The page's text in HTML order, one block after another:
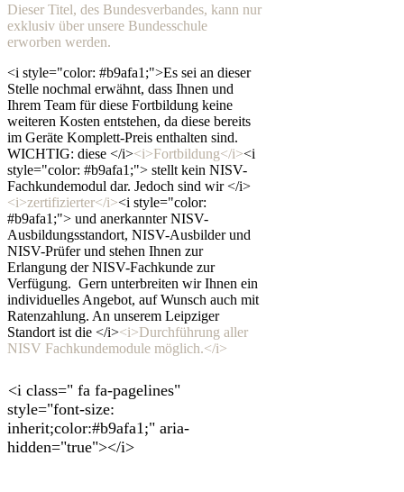
Dieser Titel, des Bundesverbandes, kann nur
exklusiv über unsere Bundesschule
erworben werden.
<i style="color: #b9afa1;">Es sei an dieser
Stelle nochmal erwähnt, dass Ihnen und
Ihrem Team für diese Fortbildung keine
weiteren Kosten entstehen, da diese bereits
im Geräte Komplett-Preis enthalten sind.
WICHTIG: diese </i><i>Fortbildung</i><i
style="color: #b9afa1;"> stellt kein NISV-
Fachkundemodul dar. Jedoch sind wir </i>
<i>zertifizierter</i><i style="color:
#b9afa1;"> und anerkannter NISV-
Ausbildungsstandort, NISV-Ausbilder und
NISV-Prüfer und stehen Ihnen zur
Erlangung der NISV-Fachkunde zur
Verfügung. Gern unterbreiten wir Ihnen ein
individuelles Angebot, auf Wunsch auch mit
Ratenzahlung. An unserem Leipziger
Standort ist die </i><i>Durchführung aller
NISV Fachkundemodule möglich.</i>
<i class=" fa fa-pagelines"
style="font-size:
inherit;color:#b9afa1;" aria-
hidden="true"></i>